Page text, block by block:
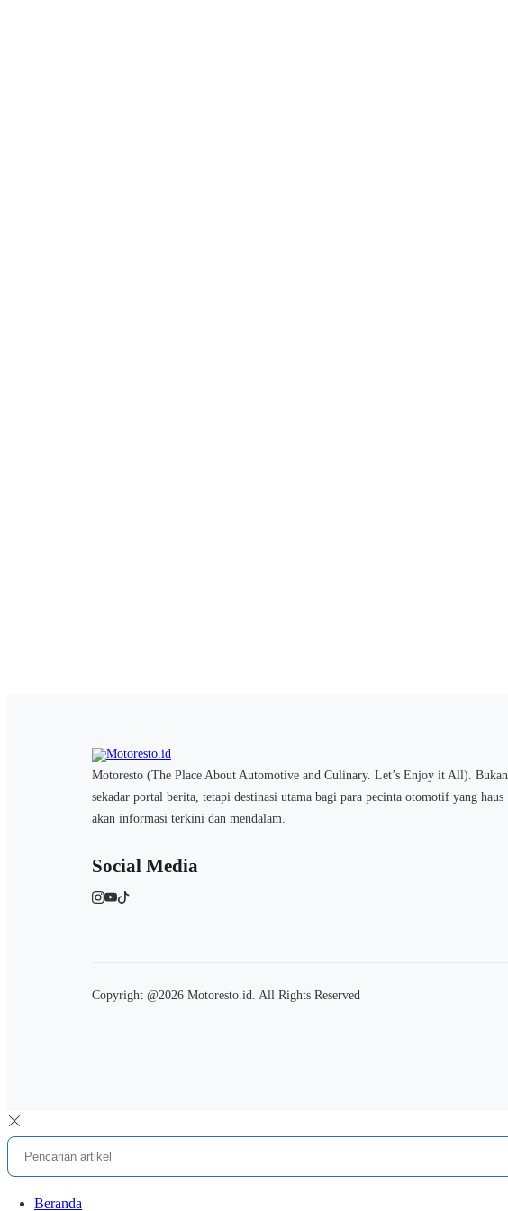
Motoresto (The Place About Automotive and Culinary. Let’s Enjoy it All). Bukan
sekadar portal berita, tetapi destinasi utama bagi para pecinta otomotif yang haus
akan informasi terkini dan mendalam.
Social Media
Copyright @2026 Motoresto.id. All Rights Reserved
Beranda